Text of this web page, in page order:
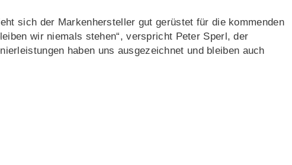
sich der Markenhersteller gut gerüstet für die kommenden
wir niemals stehen“, verspricht Peter Sperl, der
haben uns ausgezeichnet und bleiben auch